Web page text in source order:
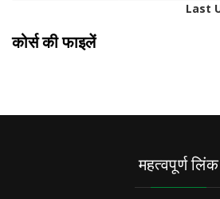
Last
कोर्स की फाइलें
महत्वपूर्ण लिंक